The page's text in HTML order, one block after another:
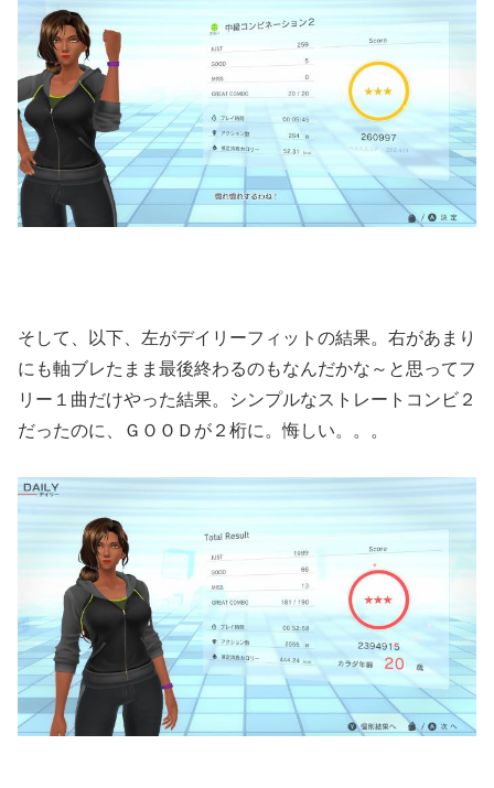
そして、以下、左がデイリーフィットの結果。右があまり
にも軸ブレたまま最後終わるのもなんだかな～と思ってフ
リー１曲だけやった結果。シンプルなストレートコンビ２
だったのに、ＧＯＯＤが２桁に。悔しい。。。